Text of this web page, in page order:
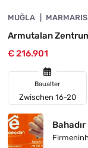
VORGESTELLT
MUĞLA MARMARIS
Armutalan
€ 216.901
Baualter
Zwischen 16-20
Bahadır